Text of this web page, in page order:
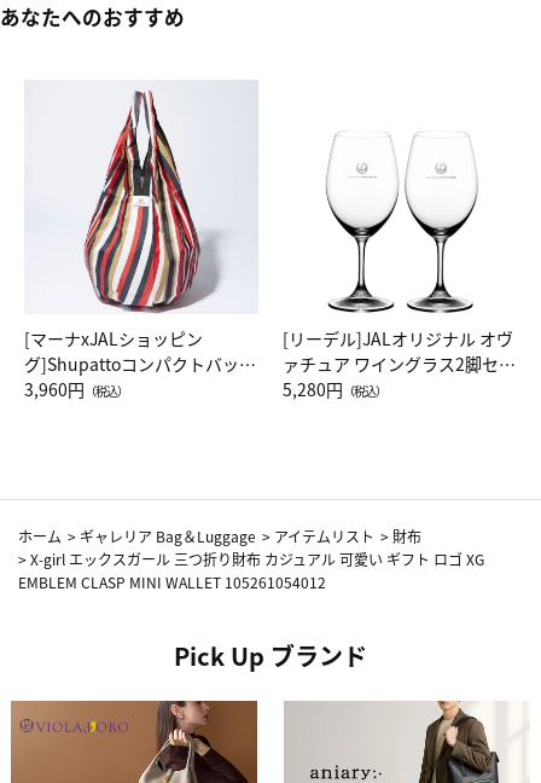
あなたへのおすすめ
[マーナxJALショッピン
グ]Shupattoコンパクトバッグ
Drop JAL客室乗務員（LC）ス
3,960円 （税込）
[リーデル]JALオリジナル オヴ
ァチュア ワイングラス2脚セッ
ト（レッドワイン）
5,280円 （税込）
ホーム > ギャレリア Bag＆Luggage > アイテムリスト > 財布
>X-girl エックスガール 三つ折り財布 カジュアル 可愛い ギフト ロゴ XG
EMBLEM CLASP MINI WALLET 105261054012
Pick Up ブランド